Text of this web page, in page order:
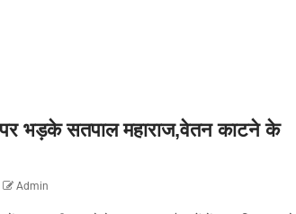
पर भड़के सतपाल महाराज,वेतन काटने के
Admin